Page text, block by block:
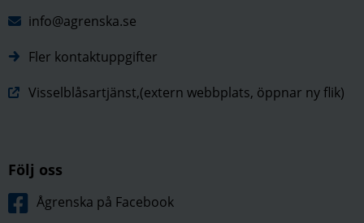
info@agrenska.se
Fler kontaktuppgifter
Visselblåsartjänst,(extern webbplats, öppnar ny flik)
Följ oss
Ågrenska på Facebook